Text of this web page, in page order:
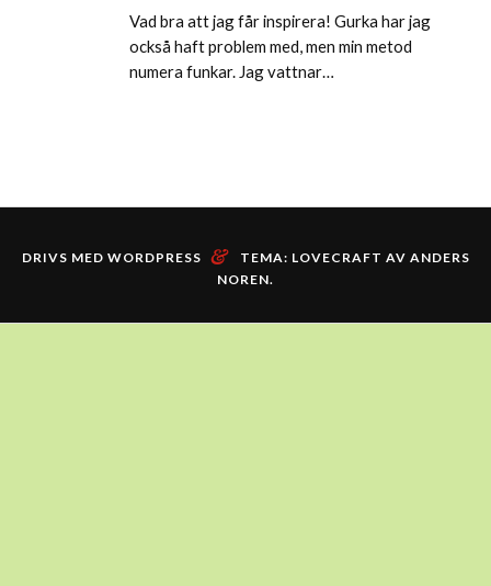
Vad bra att jag får inspirera! Gurka har jag
också haft problem med, men min metod
numera funkar. Jag vattnar…
DRIVS MED WORDPRESS & TEMA: LOVECRAFT AV ANDERS
NOREN.